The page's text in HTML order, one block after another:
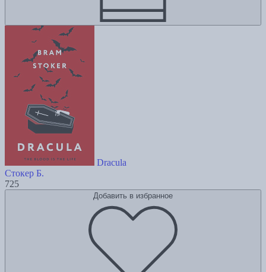
Dracula
Стокер Б.
725
Добавить в избранное